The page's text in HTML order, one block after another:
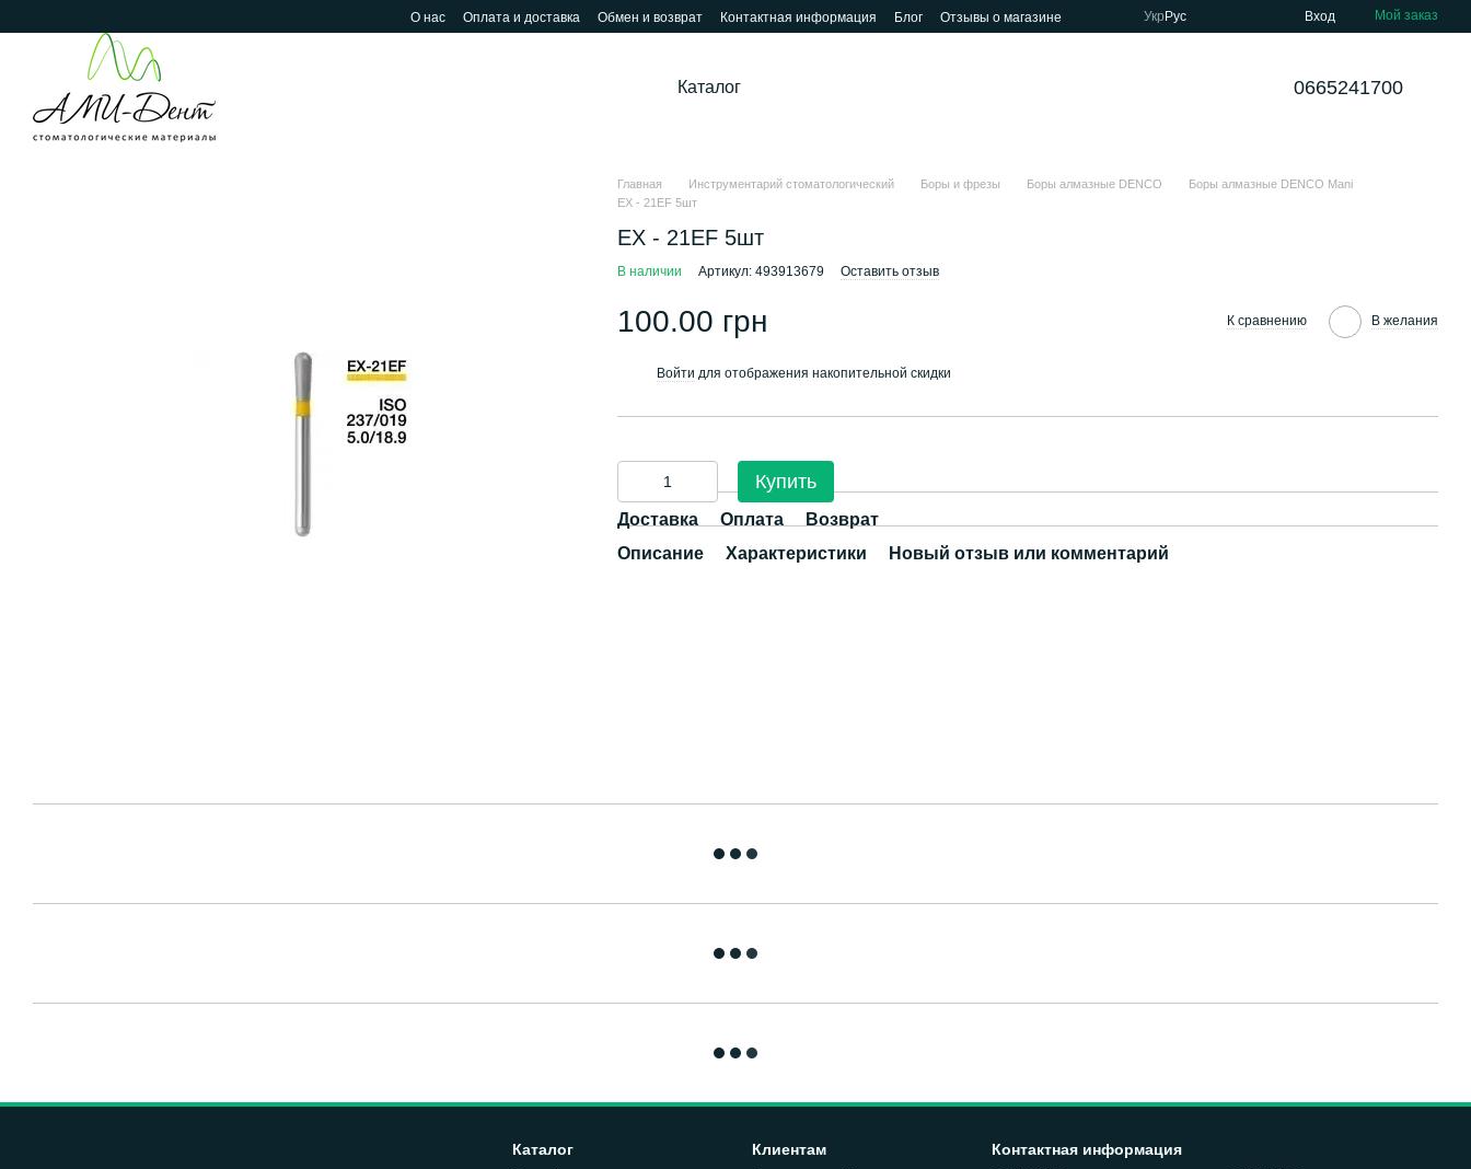
О нас Оплата и доставка Обмен и возврат Контактная информация Блог Отзывы о магазине Укр Рус Вход Мой заказ
Каталог 0665241700
Главная Инструментарий стоматологический Боры и фрезы Боры алмазные DENCO
Боры алмазные DENCO Mani
EX - 21ЕF 5шт
EX - 21ЕF 5шт
В наличии Артикул: 493913679 Оставить отзыв
100.00 грн К сравнению В желания
Войти для отображения накопительной скидки
Купить
Доставка Оплата
Возврат
Описание
Характеристики Новый отзыв или комментарий
Каталог Клиентам Контактная информация